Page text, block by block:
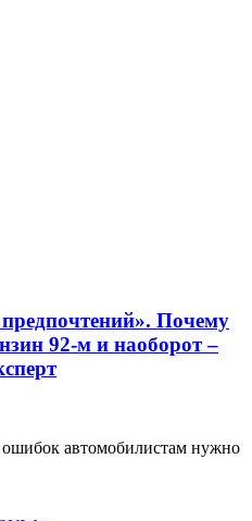
Почему
92-м и наоборот –
автомобилистам нужно